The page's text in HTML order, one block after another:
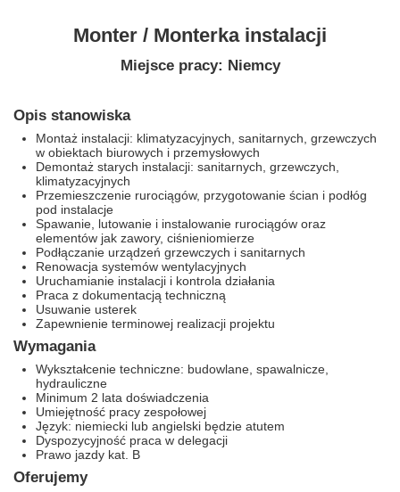
Monter / Monterka instalacji
Miejsce pracy: Niemcy
Opis stanowiska
Montaż instalacji: klimatyzacyjnych, sanitarnych, grzewczych
w obiektach biurowych i przemysłowych
Demontaż starych instalacji: sanitarnych, grzewczych,
klimatyzacyjnych
Przemieszczenie rurociągów, przygotowanie ścian i podłóg
pod instalacje
Spawanie, lutowanie i instalowanie rurociągów oraz
elementów jak zawory, ciśnieniomierze
Podłączanie urządzeń grzewczych i sanitarnych
Renowacja systemów wentylacyjnych
Uruchamianie instalacji i kontrola działania
Praca z dokumentacją techniczną
Usuwanie usterek
Zapewnienie terminowej realizacji projektu
Wymagania
Wykształcenie techniczne: budowlane, spawalnicze,
hydrauliczne
Minimum 2 lata doświadczenia
Umiejętność pracy zespołowej
Język: niemiecki lub angielski będzie atutem
Dyspozycyjność praca w delegacji
Prawo jazdy kat. B
Oferujemy